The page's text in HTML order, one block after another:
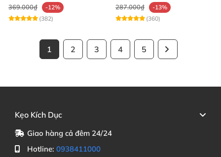
369.000₫
-12%
(382)
287.000₫
-13%
(360)
1 2 3 4 5
Kẹo Kích Dục
Giao hàng cả đêm 24/24
Hotline: 0938411000